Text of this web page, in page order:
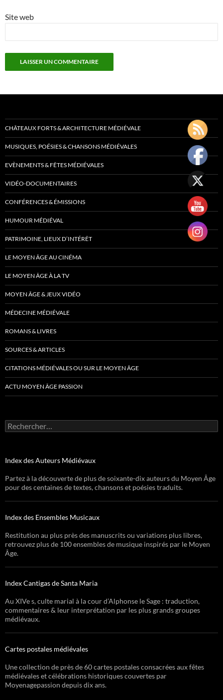
Site web
CHÂTEAUX FORTS & ARCHITECTURE MÉDIÉVALE
MUSIQUES, POÉSIES & CHANSONS MÉDIÉVALES
EVÈNEMENTS & FÊTES MÉDIÉVALES
VIDÉO-DOCUMENTAIRES
CONFÉRENCES & ÉMISSIONS
HUMOUR MÉDIÉVAL
PATRIMOINE, LIEUX D’INTÉRÊT
LE MOYEN ÂGE AU CINÉMA
LE MOYEN ÂGE À LA TV
MOYEN ÂGE & JEUX VIDÉO
MÉDECINE MÉDIÉVALE
ROMANS & LIVRES
SOURCES & ARTICLES
CITATIONS MÉDIÉVALES OU SUR LE MOYEN ÂGE
ACTU MOYEN ÂGE PASSION
Rechercher :
Index des Auteurs Médiévaux
Partez à la découverte de plus de soixante-dix auteurs du Moyen Âge
pour des centaines de textes, chansons et poésies traduits.
Index des Ensembles Musicaux
Restitution au plus près des manuscrits ou variations plus libres,
retrouvez plus de 100 ensembles de musique inspirés par le Moyen
Âge.
Index Cantigas de Santa Maria
Au XIVe s, culte marial à la cour d’Alphonse le Sage : traduction,
commentaires & leur interprétation par les plus grands groupes
médiévaux.
Cartes postales médiévales
Une collection de près de 60 cartes postales consacrées aux fêtes
médiévales et célébrations historiques couvertes par
Moyenagepassion depuis dix ans.